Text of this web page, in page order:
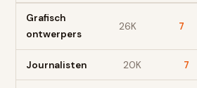
Grafisch
ontwerpers
26K 7
Journalisten 20K 7